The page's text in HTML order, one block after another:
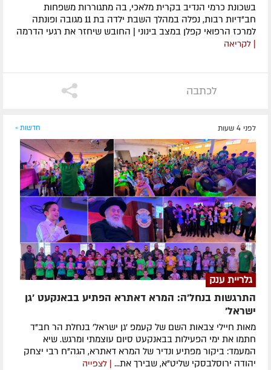
בשכונת כרמי הנדיב בקרית מלאכי, בה מתגוררות משפחות
חב"דיות רבות, נפלה במהלך השבת ילדה בת 11 מגובה ופונתה
למרכז הרפואי קפלן במצב בינוני | החובש שיחזר את רגעי הדרמה
| לקריאה
לכתבה
לפני 4 שעות חדשות »
גלריית ענק
התרגשות בנחל'ה: המרא דאתרא הפתיע בבאנקעט 'גן
ישראל'
מאות חיילי צבאות השם של קעמפ 'גן ישראל' בנחלת הר חב"ד
חתמו את ימי הפעילות בבאנקעט סיום עוצמתי ומרגש. שיא
המעמד: ביקור מפתיע ונדיר של המרא דאתרא, הגה"ח רבי יצחק
יהודה ירוסלבסקי שליט"א, שבירך את... | לצפייה